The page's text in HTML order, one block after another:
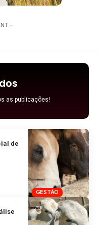
-
as publicações!
GESTÃO
de